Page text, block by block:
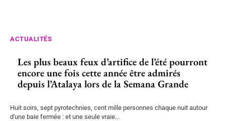
ACTUALITÉS
Les plus beaux feux d’artifice de l’été pourront
encore une fois cette année être admirés
depuis l’Atalaya lors de la Semana Grande
Huit soirs, sept pyrotechnies, cent mille personnes chaque nuit autour
d'une baie fermée : et une seule vraie...